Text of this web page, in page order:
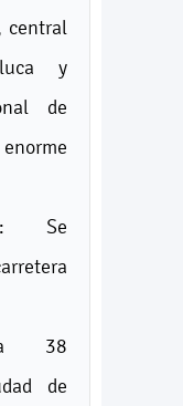
central
y
de
Se
a 38
de